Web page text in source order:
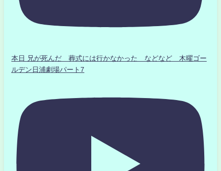
本日 兄が死んだ 葬式には行かなかった などなど 木曜ゴー
ルデン日浦劇場パート7